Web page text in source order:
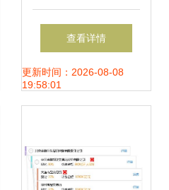
询，赋能企业智慧
决策
查看详情
更新时间：2026-08-08
19:58:01